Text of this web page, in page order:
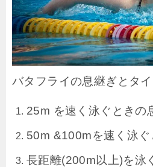
バタフライの息継ぎとタ
25m を速く泳ぐときの
50m &100mを速く泳
長距離(200m以上)を泳